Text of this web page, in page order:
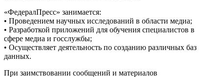
«ФедералПресс» занимается:
• Проведением научных исследований в области медиа;
• Разработкой приложений для обучения специалистов в
сфере медиа и госслужбы;
• Осуществляет деятельность по созданию различных баз
данных.
При заимствовании сообщений и материалов